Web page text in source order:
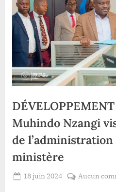
Muhindo Nzangi
de l’administration
ministère
Posted
18 juin 2024
Aucun